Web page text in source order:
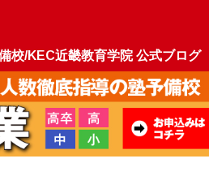
校/KEC近畿教育学院 公式ブログ